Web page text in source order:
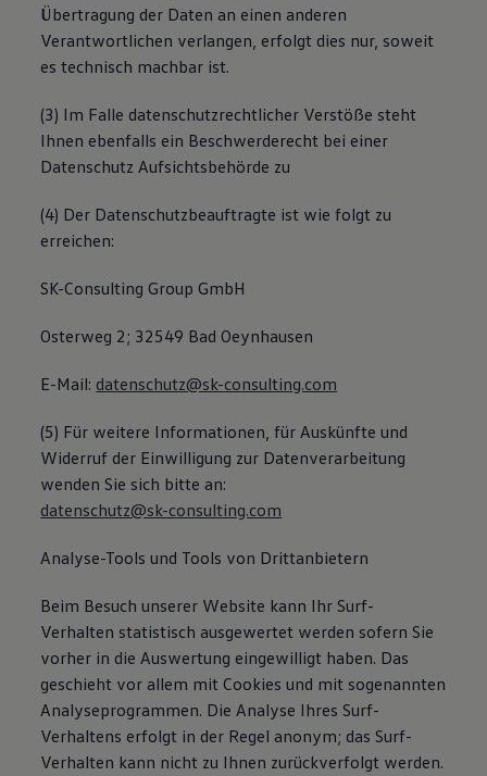
Übertragung der Daten an einen anderen
Verantwortlichen verlangen, erfolgt dies nur, soweit
es technisch machbar ist.
(3) Im Falle datenschutzrechtlicher Verstöße steht
Ihnen ebenfalls ein Beschwerderecht bei einer
Datenschutz Aufsichtsbehörde zu
(4) Der Datenschutzbeauftragte ist wie folgt zu
erreichen:
SK-Consulting Group GmbH
Osterweg 2; 32549 Bad Oeynhausen
E-Mail: datenschutz@sk-consulting.com
(5) Für weitere Informationen, für Auskünfte und
Widerruf der Einwilligung zur Datenverarbeitung
wenden Sie sich bitte an:
datenschutz@sk-consulting.com
Analyse-Tools und Tools von Drittanbietern
Beim Besuch unserer Website kann Ihr Surf-
Verhalten statistisch ausgewertet werden sofern Sie
vorher in die Auswertung eingewilligt haben. Das
geschieht vor allem mit Cookies und mit sogenannten
Analyseprogrammen. Die Analyse Ihres Surf-
Verhaltens erfolgt in der Regel anonym; das Surf-
Verhalten kann nicht zu Ihnen zurückverfolgt werden.